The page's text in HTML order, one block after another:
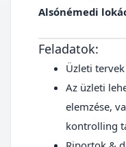
Alsónémedi
Feladatok:
Üzleti
Az üzleti
elemzése,
kontrolling